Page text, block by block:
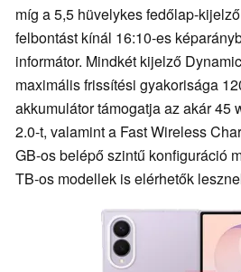
míg a 5,5 hüvelykes fedőlap-
felbontást kínál 16:10-es
informátor. Mindkét kijelző
maximális frissítési gyakorisága
akkumulátor támogatja az akár 45
2.0-t, valamint a Fast Wireless
GB-os belépő szintű konfiguráció
TB-os modellek is elérhetők